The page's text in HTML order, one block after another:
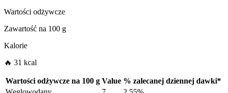
Wartości odżywcze
Zawartość na 100 g
Kalorie
🔥 31 kcal
Wartości odżywcze na 100 g Value % zalecanej dziennej dawki*